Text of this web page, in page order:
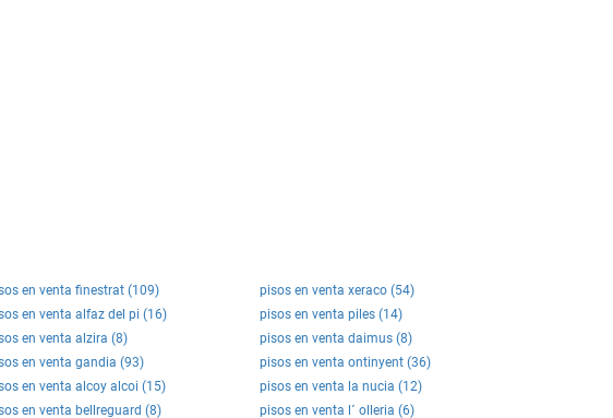
en venta finestrat (109)
pisos en venta xeraco (54)
en venta alfaz del pi (16)
pisos en venta piles (14)
en venta alzira (8)
pisos en venta daimus (8)
en venta gandia (93)
pisos en venta ontinyent (36)
en venta alcoy alcoi (15)
pisos en venta la nucia (12)
en venta bellreguard (8) pisos en venta l´ olleria (6)